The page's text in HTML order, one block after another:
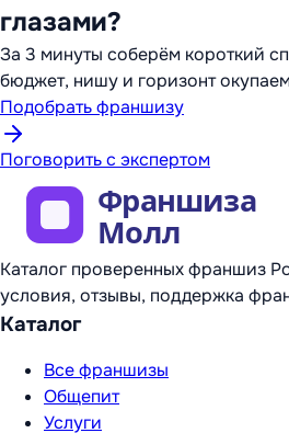
глазами?
За 3 минуты соберём короткий
бюджет, нишу и горизонт
Подобрать франшизу
Поговорить с экспертом
Каталог проверенных франшиз
условия, отзывы, поддержка
Каталог
Все франшизы
Общепит
Услуги